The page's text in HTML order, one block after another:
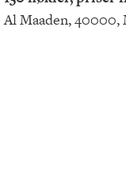
Al Maaden, 40000,